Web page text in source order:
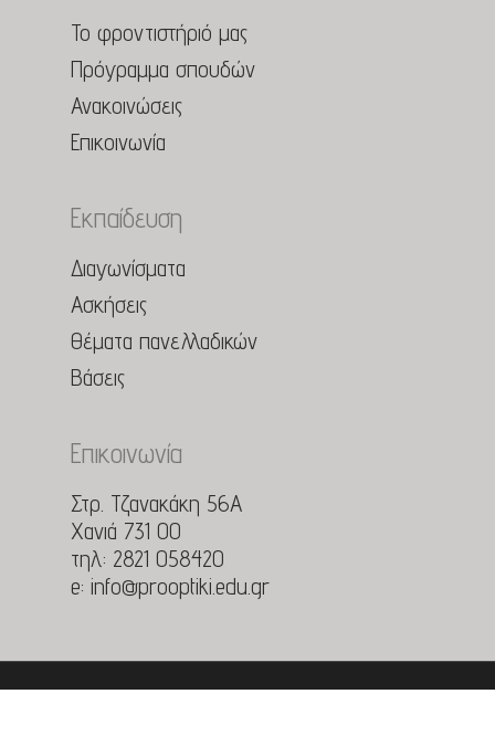
Το φροντιστήριό μας
Πρόγραμμα σπουδών
Ανακοινώσεις
Επικοινωνία
Εκπαίδευση
Διαγωνίσματα
Ασκήσεις
Θέματα πανελλαδικών
Βάσεις
Επικοινωνία
Στρ. Τζανακάκη 56Α
Χανιά 731 00
τηλ: 2821 058420
e: info@prooptiki.edu.gr